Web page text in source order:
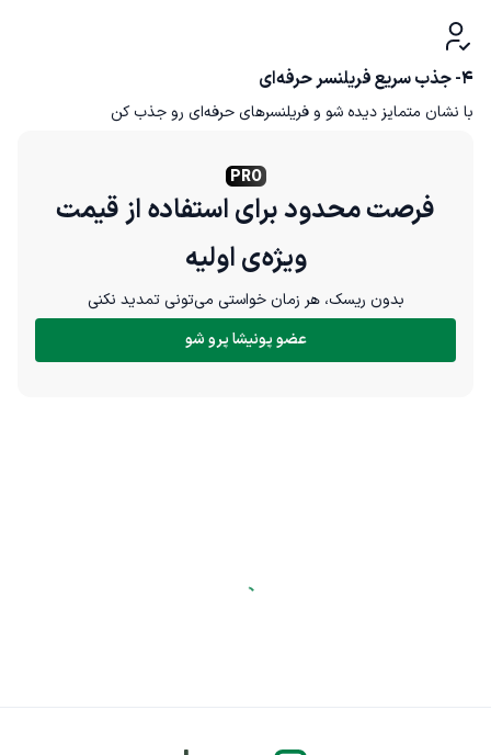
4- جذب سریع فریلنسر حرفه‌ای
با نشان متمایز دیده شو و فریلنسرهای حرفه‌ای رو جذب کن
PRO
فرصت محدود برای استفاده از قیمت
ویژه‌ی اولیه
بدون ریسک، هر زمان خواستی می‌تونی تمدید نکنی
عضو پونیشا پرو شو